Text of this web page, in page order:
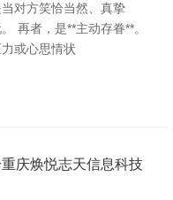
对方笑恰当然、真挚
再者，是**主动存眷**。
或心思情状
庆焕悦志天信息科技